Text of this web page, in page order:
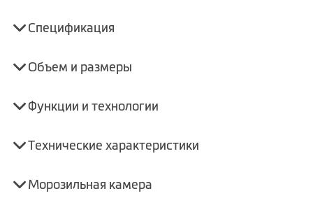
Спецификация
Объем и размеры
Функции и технологии
Технические характеристики
Морозильная камера